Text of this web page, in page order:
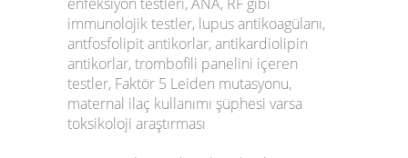
immunolojik testler, lupus antikoagülanı,
antfosfolipit antikorlar, antikardiolipin
antikorlar, trombofili panelini içeren
testler, Faktör 5 Leiden mutasyonu,
maternal ilaç kullanımı şüphesi varsa
toksikoloji araştırması